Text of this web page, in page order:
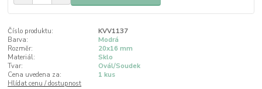
Číslo produktu:
KVV1137
Barva:
Modrá
Rozměr:
20x16 mm
Materiál:
Sklo
Tvar:
Ovál/Soudek
Cena uvedena za:
1 kus
Hlídat cenu / dostupnost